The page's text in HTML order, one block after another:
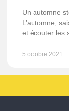
Un automne
L’automne,
et écouter les
5 octobre 2021